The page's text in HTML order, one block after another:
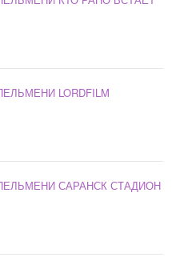
LORDFILM
САРАНСК СТАДИОН